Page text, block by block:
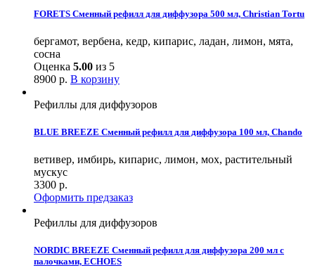
FORETS Сменный рефилл для диффузора 500 мл, Christian Tortu
бергамот, вербена, кедр, кипарис, ладан, лимон, мята,
сосна
Оценка 5.00 из 5
8900 р. В корзину
Рефиллы для диффузоров
BLUE BREEZE Сменный рефилл для диффузора 100 мл, Chando
ветивер, имбирь, кипарис, лимон, мох, растительный
мускус
3300 р.
Оформить предзаказ
Рефиллы для диффузоров
NORDIC BREEZE Сменный рефилл для диффузора 200 мл c
палочками, ECHOES